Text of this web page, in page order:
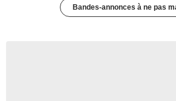
Bandes-annonces à ne pas